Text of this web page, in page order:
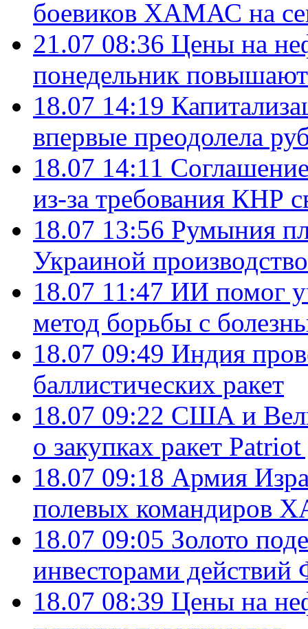
боевиков ХАМАС на
21.07 08:36 Цены на
понедельник
18.07 14:19
впервые преодолела
18.07 14:11
из-за требования КНР
18.07 13:56 Румыния
Украиной
18.07 11:47 ИИ помог
метод борьбы с
18.07 09:49 Индия
баллистических ракет
18.07 09:22 США и
о закупках ракет
18.07 09:18 Армия
полевых командиров
18.07 09:05 Золото
инвесторами
18.07 08:39 Цены на